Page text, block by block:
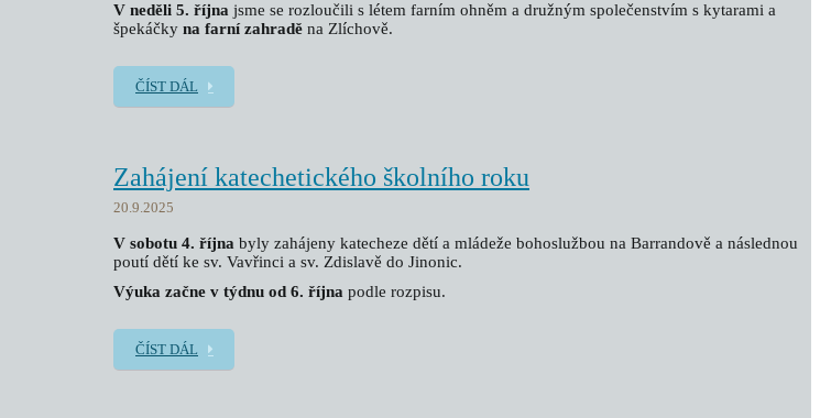
V neděli 5. října jsme se rozloučili s létem farním ohněm a družným společenstvím s kytarami a
špekáčky na farní zahradě na Zlíchově.
ČÍST DÁL
Zahájení katechetického školního roku
20.9.2025
V sobotu 4. října byly zahájeny katecheze dětí a mládeže bohoslužbou na Barrandově a následnou
poutí dětí ke sv. Vavřinci a sv. Zdislavě do Jinonic.
Výuka začne v týdnu od 6. října podle rozpisu.
ČÍST DÁL